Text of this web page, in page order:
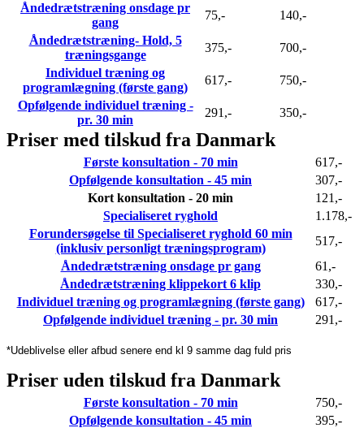
Åndedrætstræning onsdage pr
gang
75,-
140,-
Åndedrætstræning- Hold, 5
træningsgange
375,-
700,-
Individuel træning og
programlægning (første gang)
617,-
750,-
Opfølgende individuel træning -
pr. 30 min
291,- 350,-
Priser med tilskud fra Danmark
Første konsultation - 70 min
617,-
Opfølgende konsultation - 45 min
307,-
Kort konsultation - 20 min
121,-
Specialiseret ryghold
1.178,-
Forundersøgelse til Specialiseret ryghold 60 min
(inklusiv personligt træningsprogram)
517,-
Åndedrætstræning onsdage pr gang
61,-
Åndedrætstræning klippekort 6 klip
330,-
Individuel træning og programlægning (første gang)
617,-
Opfølgende individuel træning - pr. 30 min
291,-
*Udeblivelse eller afbud senere end kl 9 samme dag fuld pris
Priser uden tilskud fra Danmark
Første konsultation - 70 min
750,-
Opfølgende konsultation - 45 min
395,-